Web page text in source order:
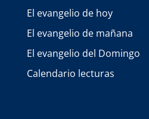
El evangelio de hoy
El evangelio de mañana
El evangelio del Domingo
Calendario lecturas